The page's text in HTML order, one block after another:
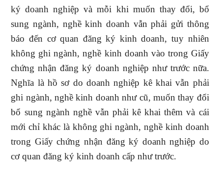
ký doanh nghiệp và mỗi khi muốn thay đổi, bổ
sung ngành, nghề kinh doanh vẫn phải gửi thông
báo đến cơ quan đăng ký kinh doanh, tuy nhiên
không ghi ngành, nghề kinh doanh vào trong Giấy
chứng nhận đăng ký doanh nghiệp như trước nữa.
Nghĩa là hồ sơ do doanh nghiệp kê khai vẫn phải
ghi ngành, nghề kinh doanh như cũ, muốn thay đổi
bổ sung ngành nghề vẫn phải kê khai thêm và cái
mới chỉ khác là không ghi ngành, nghề kinh doanh
trong Giấy chứng nhận đăng ký doanh nghiệp do
cơ quan đăng ký kinh doanh cấp như trước.